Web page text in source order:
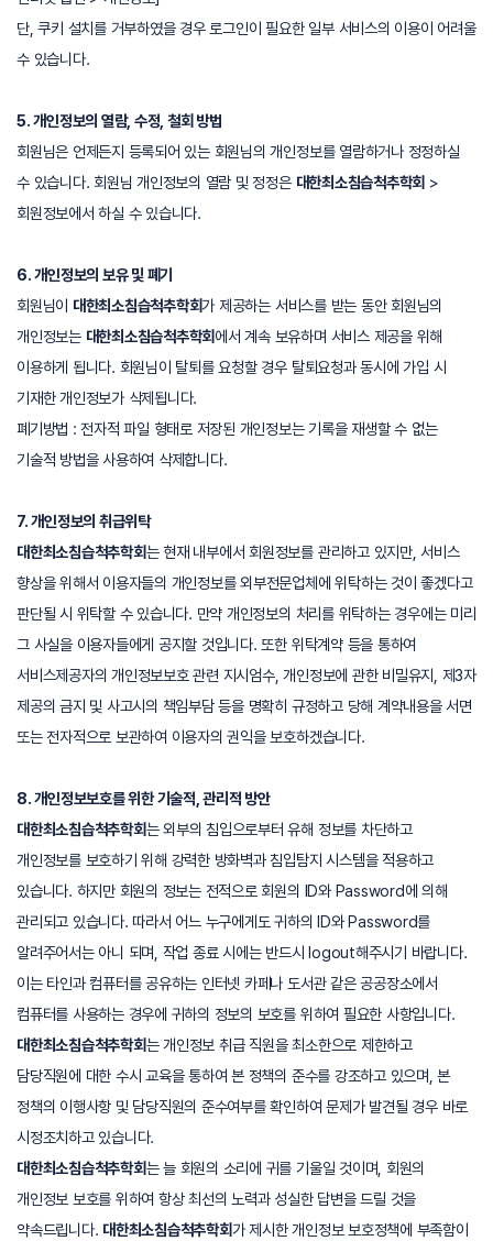
단, 쿠키 설치를 거부하였을 경우 로그인이 필요한 일부 서비스의 이용이 어려울
수 있습니다.
5. 개인정보의 열람, 수정, 철회 방법
회원님은 언제든지 등록되어 있는 회원님의 개인정보를 열람하거나 정정하실
수 있습니다. 회원님 개인정보의 열람 및 정정은 대한최소침습척추학회 >
회원정보에서 하실 수 있습니다.
6. 개인정보의 보유 및 폐기
회원님이 대한최소침습척추학회가 제공하는 서비스를 받는 동안 회원님의
개인정보는 대한최소침습척추학회에서 계속 보유하며 서비스 제공을 위해
이용하게 됩니다. 회원님이 탈퇴를 요청할 경우 탈퇴요청과 동시에 가입 시
기재한 개인정보가 삭제됩니다.
폐기방법 : 전자적 파일 형태로 저장된 개인정보는 기록을 재생할 수 없는
기술적 방법을 사용하여 삭제합니다.
7. 개인정보의 취급위탁
대한최소침습척추학회는 현재 내부에서 회원정보를 관리하고 있지만, 서비스
향상을 위해서 이용자들의 개인정보를 외부전문업체에 위탁하는 것이 좋겠다고
판단될 시 위탁할 수 있습니다. 만약 개인정보의 처리를 위탁하는 경우에는 미리
그 사실을 이용자들에게 공지할 것입니다. 또한 위탁계약 등을 통하여
서비스제공자의 개인정보보호 관련 지시엄수, 개인정보에 관한 비밀유지, 제3자
제공의 금지 및 사고시의 책임부담 등을 명확히 규정하고 당해 계약내용을 서면
또는 전자적으로 보관하여 이용자의 권익을 보호하겠습니다.
8. 개인정보보호를 위한 기술적, 관리적 방안
대한최소침습척추학회는 외부의 침입으로부터 유해 정보를 차단하고
개인정보를 보호하기 위해 강력한 방화벽과 침입탐지 시스템을 적용하고
있습니다. 하지만 회원의 정보는 전적으로 회원의 ID와 Password에 의해
관리되고 있습니다. 따라서 어느 누구에게도 귀하의 ID와 Password를
알려주어서는 아니 되며, 작업 종료 시에는 반드시 logout해주시기 바랍니다.
이는 타인과 컴퓨터를 공유하는 인터넷 카페나 도서관 같은 공공장소에서
컴퓨터를 사용하는 경우에 귀하의 정보의 보호를 위하여 필요한 사항입니다.
대한최소침습척추학회는 개인정보 취급 직원을 최소한으로 제한하고
담당직원에 대한 수시 교육을 통하여 본 정책의 준수를 강조하고 있으며, 본
정책의 이행사항 및 담당직원의 준수여부를 확인하여 문제가 발견될 경우 바로
시정조치하고 있습니다.
대한최소침습척추학회는 늘 회원의 소리에 귀를 기울일 것이며, 회원의
개인정보 보호를 위하여 항상 최선의 노력과 성실한 답변을 드릴 것을
약속드립니다. 대한최소침습척추학회가 제시한 개인정보 보호정책에 부족함이